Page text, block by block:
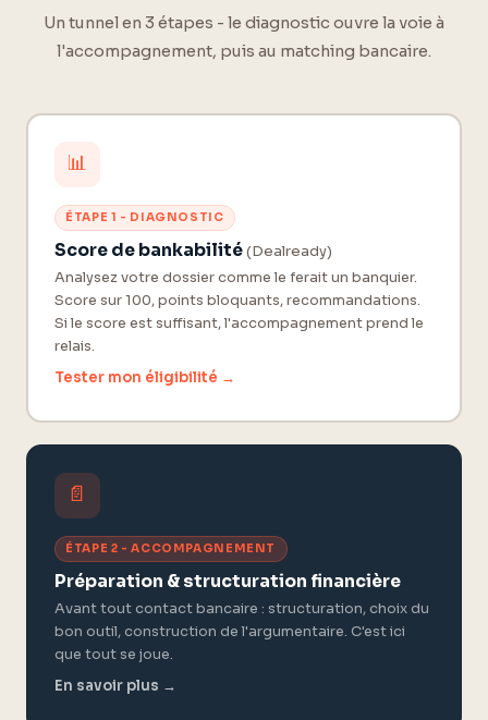
Un tunnel en 3 étapes - le diagnostic ouvre la voie à
l'accompagnement, puis au matching bancaire.
📊
ÉTAPE 1 - DIAGNOSTIC
Score de bankabilité(Dealready)
Analysez votre dossier comme le ferait un banquier.
Score sur 100, points bloquants, recommandations.
Si le score est suffisant, l'accompagnement prend le
relais.
Tester mon éligibilité →
📄
ÉTAPE 2 - ACCOMPAGNEMENT
Préparation & structuration financière
Avant tout contact bancaire : structuration, choix du
bon outil, construction de l'argumentaire. C'est ici
que tout se joue.
En savoir plus →